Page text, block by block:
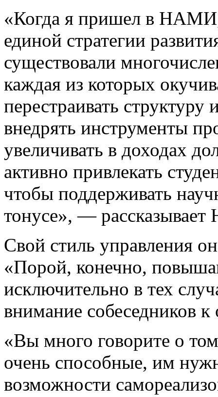
«Когда я пришел в
единой стратегии
существовали
каждая из которых
перестраивать
внедрять инструменты
увеличивать в доходах
активно привлекать
чтобы поддерживать
тонусе», — рассказывает
Свой стиль управления
«Порой, конечно,
исключительно в тех
внимание собеседников
«Вы много говорите о
очень способные, им
возможности